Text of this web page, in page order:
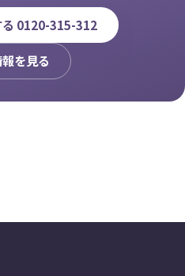
る 0120-315-312
を見る